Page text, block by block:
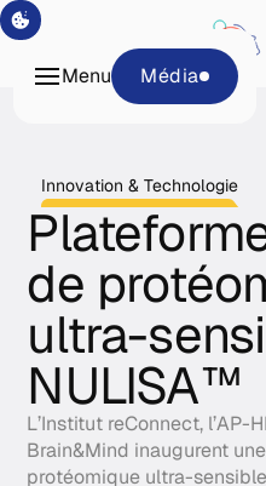
Tech &
Plateformes
Média
Média
Menu
Innovation & Technologie
de
ultra-
NULISA™
L’Institut reConnect, l’AP-
Brain&Mind inaugurent
protéomique ultra-